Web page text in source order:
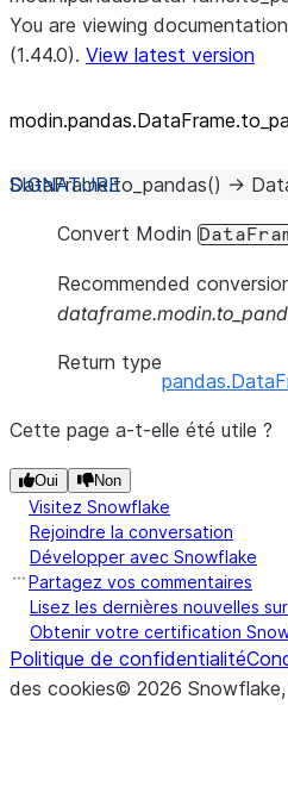
You are viewing
(1.44.0). View latest version
modin.pandas.DataFrame.to_
DataFrame.to_pandas() →
Convert Modin
Recommended
Return type
Cette page a-t-elle été utile ?
Oui Non
Visitez Snowflake
Rejoindre la conversation
Développer avec Snowflake
Partagez vos commentaires
Lisez les dernières nouvelles
Obtenir votre certification
Politique de confidentialité
des cookies© 2026